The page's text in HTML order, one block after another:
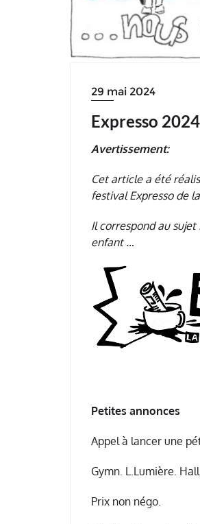
29 mai 2024
Expresso
Avertissement:
Cet article a été
festival Expresso de
Il correspond au sujet
enfant …
Petites annonces
Appel à lancer une
Gymn. L.Lumière.
Prix non négo.